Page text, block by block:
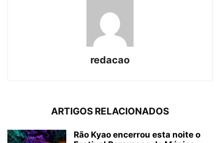
redacao
ARTIGOS RELACIONADOS
Rão Kyao encerrou esta noite o